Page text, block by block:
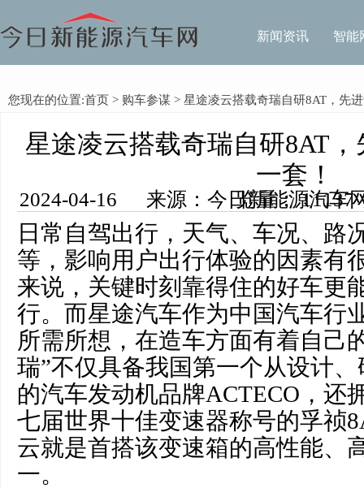
新闻资讯 智能
您现在的位置:首页 > 购车参谋 > 星途凌云搭载奇瑞自研8AT，先
星途凌云搭载奇瑞自研8AT
一套！
2024-04-16 来源：今日新能源汽车网 编辑：李洪 浏览量： 11137
日常自驾出行，天气、车况、路
等，影响用户出行体验的因素有
来说，关键时刻靠得住的好车更
行。而星途汽车作为中国汽车行
所需所想，在造车方面有着自己
瑞”不仅具备我国第一个从设计
的汽车发动机品牌ACTECO，还
七届世界十佳变速器称号的孚祯
云就是首搭该变速箱的高性能、
一。